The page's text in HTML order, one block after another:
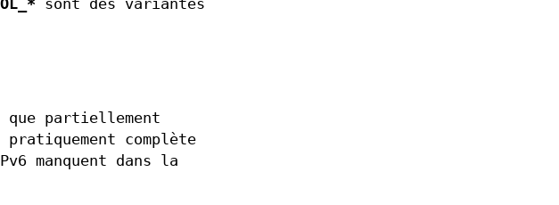
sont des variantes
que partiellement
complète
manquent dans la